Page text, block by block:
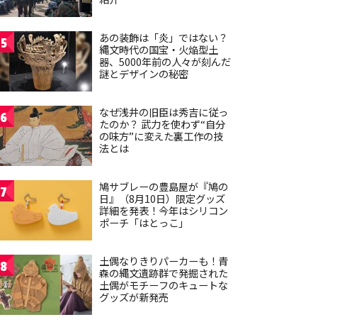
5
あの装飾は「炎」ではない？
縄文時代の国宝・火焔型土
器、5000年前の人々が刻んだ
謎とデザインの秘密
6
なぜ浅井の旧臣は秀吉に従っ
たのか？ 武力を使わず“自分
の味方”に変えた裏工作の技
法とは
7
鳩サブレーの豊島屋が『鳩の
日』（8月10日）限定グッズ
詳細を発表！今年はシリコン
ポーチ「はとっこ」
8
土偶なりきりパーカーも！青
森の縄文遺跡群で発掘された
土偶がモチーフのキュートな
グッズが新発売